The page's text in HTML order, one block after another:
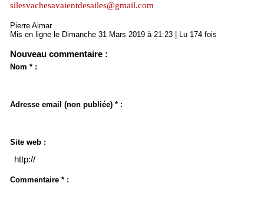
silesvachesavaientdesailes@gmail.com
Pierre Aimar
Mis en ligne le Dimanche 31 Mars 2019 à 21:23 | Lu 174 fois
Nouveau commentaire :
Nom * :
Adresse email (non publiée) * :
Site web :
Commentaire * :